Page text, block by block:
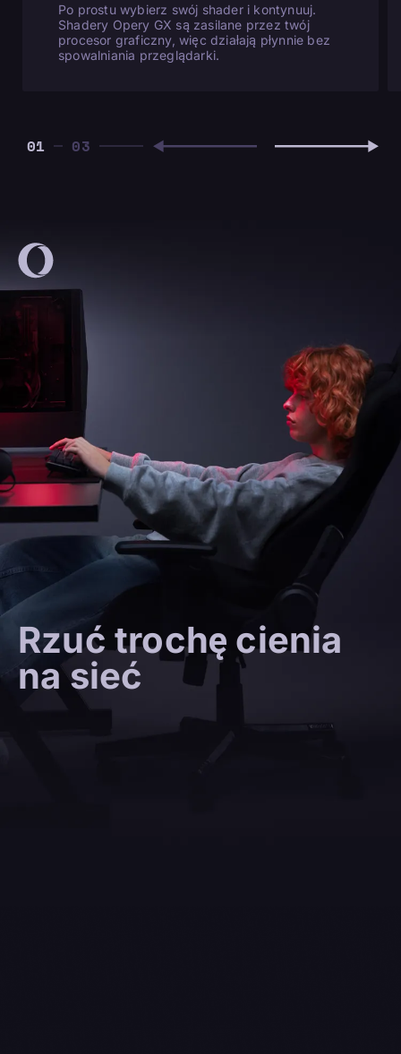
Po prostu wybierz swój shader i kontynuuj.
Shadery Opery GX są zasilane przez twój
procesor graficzny, więc działają płynnie bez
spowalniania przeglądarki.
01
Rzuć trochę cienia
na sieć